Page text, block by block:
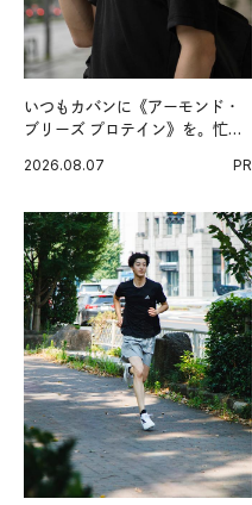
いつもカバンに《アーモンド・
ブリーズ プロテイン》を。忙し
グ習慣。
2026.08.07 PR